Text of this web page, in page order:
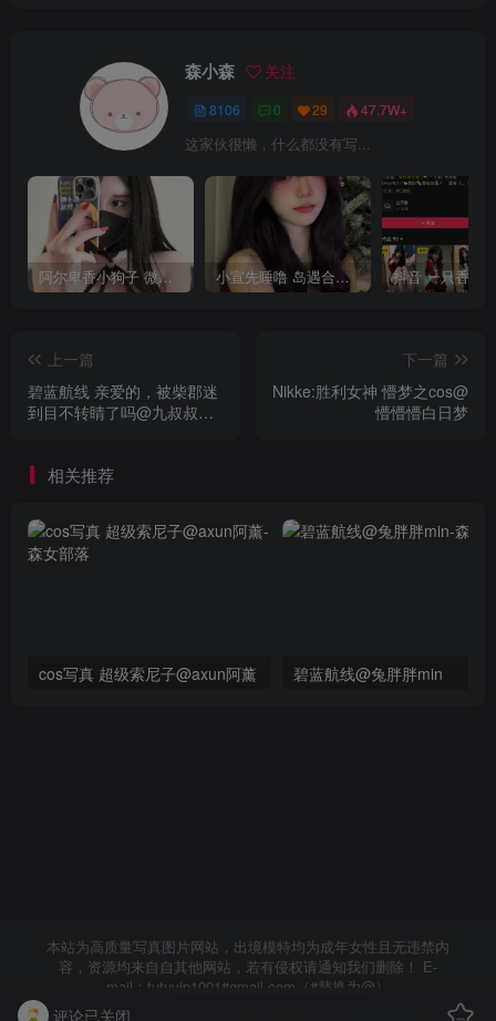
森小森 关注
8106 0 29 47.7W+
这家伙很懒，什么都没有写...
阿尔卑香小狗子 微密圈合集[40套][持续更新2023.12.14] 小宣先睡噜 岛遇合集[持续更新2025.08.27]
上一篇
碧蓝航线 亲爱的，被柴郡迷
到目不转睛了吗@九叔叔叔
下一篇
Nikke:胜利女神 懵梦之cos@
懵懵懵白日梦
相关推荐
cos写真 超级索尼子@axun阿薰 碧蓝航线@兔胖胖min
本站为高质量写真图片网站，出境模特均为成年女性且无违禁内
容，资源均来自自其他网站，若有侵权请通知我们删除！ E-
mail：tutuvip1001#gmail.com（#替换为@）
评论已关闭